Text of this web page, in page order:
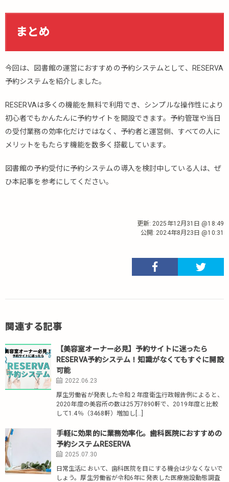
まとめ
今回は、図書館の運営におすすめの予約システムとして、RESERVA
予約システムを紹介しました。
RESERVAは多くの機能を無料で利用でき、シンプルな操作性により
初心者でもかんたんに予約サイトを開設できます。予約管理や当日
の受付業務の効率化だけではなく、予約者と運営側、すべての人に
メリットをもたらす機能を数多く搭載しています。
図書館の予約受付に予約システムの導入を検討中している人は、ぜ
ひ本記事を参考にしてください。
更新: 2025年12月31日 @18:49
公開: 2024年8月23日 @10:31
関連する記事
【美容室オーナー必見】予約サイトに迷ったら
RESERVA予約システム！知識がなくてもすぐに開設
可能
2022.06.23
厚生労働省が発表した令和２年度衛生行政報告例によると、
2020年度の美容所の数は25万7890軒で、2019年度と比較
して1.4％（3468軒）増加し[…]
手軽に効果的に業務効率化。歯科医院におすすめの
予約システムRESERVA
2025.07.30
日常生活において、歯科医院を目にする機会は少なくないで
しょう。厚生労働省が令和6年に発表した医療施設動態調査